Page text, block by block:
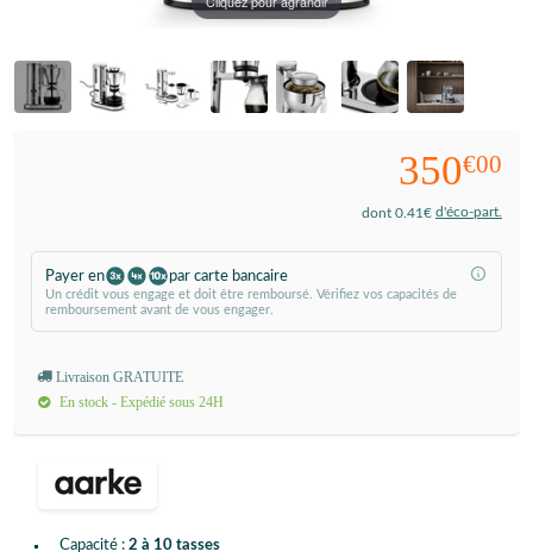
Capacité : 2 à 10 tasses
350€00
dont 0.41€ d'éco-part.
Payer en par carte bancaire
Un crédit vous engage et doit être remboursé. Vérifiez vos capacités de
remboursement avant de vous engager.
Livraison GRATUITE
En stock - Expédié sous 24H